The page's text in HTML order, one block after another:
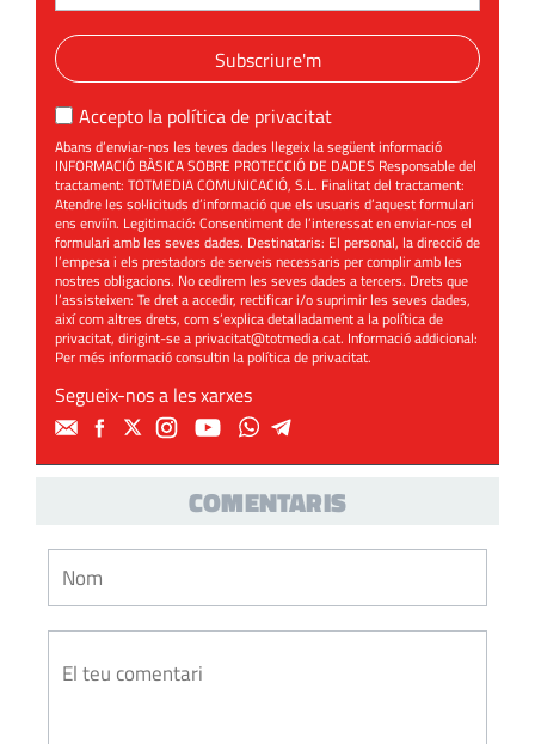
Subscriure'm
Accepto la política de privacitat
Abans d’enviar-nos les teves dades llegeix la següent informació
INFORMACIÓ BÀSICA SOBRE PROTECCIÓ DE DADES Responsable del
tractament: TOTMEDIA COMUNICACIÓ, S.L. Finalitat del tractament:
Atendre les sol·licituds d’informació que els usuaris d’aquest formulari
ens enviïn. Legitimació: Consentiment de l’interessat en enviar-nos el
formulari amb les seves dades. Destinataris: El personal, la direcció de
l’empesa i els prestadors de serveis necessaris per complir amb les
nostres obligacions. No cedirem les seves dades a tercers. Drets que
l’assisteixen: Te dret a accedir, rectificar i/o suprimir les seves dades,
així com altres drets, com s’explica detalladament a la política de
privacitat, dirigint-se aprivacitat@totmedia.cat. Informació addicional:
Per més informació consultin lapolítica de privacitat.
Segueix-nos a les xarxes
COMENTARIS